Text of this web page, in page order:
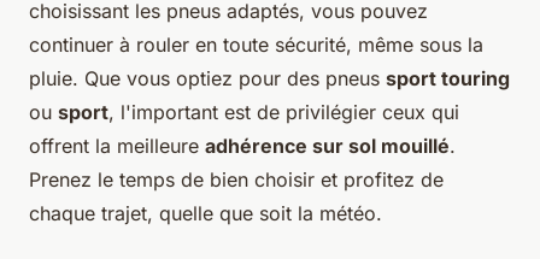
choisissant les pneus adaptés, vous pouvez
continuer à rouler en toute sécurité, même sous la
pluie. Que vous optiez pour des pneus sport touring
ou sport, l'important est de privilégier ceux qui
offrent la meilleure adhérence sur sol mouillé.
Prenez le temps de bien choisir et profitez de
chaque trajet, quelle que soit la météo.